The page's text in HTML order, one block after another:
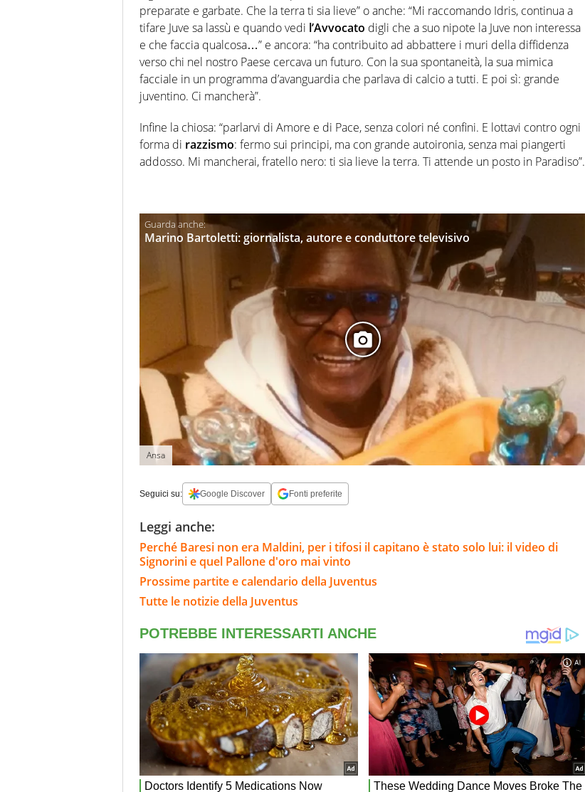
preparate e garbate. Che la terra ti sia lieve” o anche: “Mi raccomando Idris, continua a
tifare Juve sa lassù e quando vedi l’Avvocato digli che a suo nipote la Juve non interessa
e che faccia qualcosa…” e ancora: “ha contribuito ad abbattere i muri della diffidenza
verso chi nel nostro Paese cercava un futuro. Con la sua spontaneità, la sua mimica
facciale in un programma d’avanguardia che parlava di calcio a tutti. E poi sì: grande
juventino. Ci mancherà”.
Infine la chiosa: “parlarvi di Amore e di Pace, senza colori né confini. E lottavi contro ogni
forma di razzismo: fermo sui principi, ma con grande autoironia, senza mai piangerti
addosso. Mi mancherai, fratello nero: ti sia lieve la terra. Ti attende un posto in Paradiso”.
Marino Bartoletti: giornalista, autore e conduttore televisivo
Ansa
Seguici su: Google Discover Fonti preferite
Leggi anche:
Perché Baresi non era Maldini, per i tifosi il capitano è stato solo lui: il video di
Signorini e quel Pallone d'oro mai vinto
Prossime partite e calendario della Juventus
Tutte le notizie della Juventus